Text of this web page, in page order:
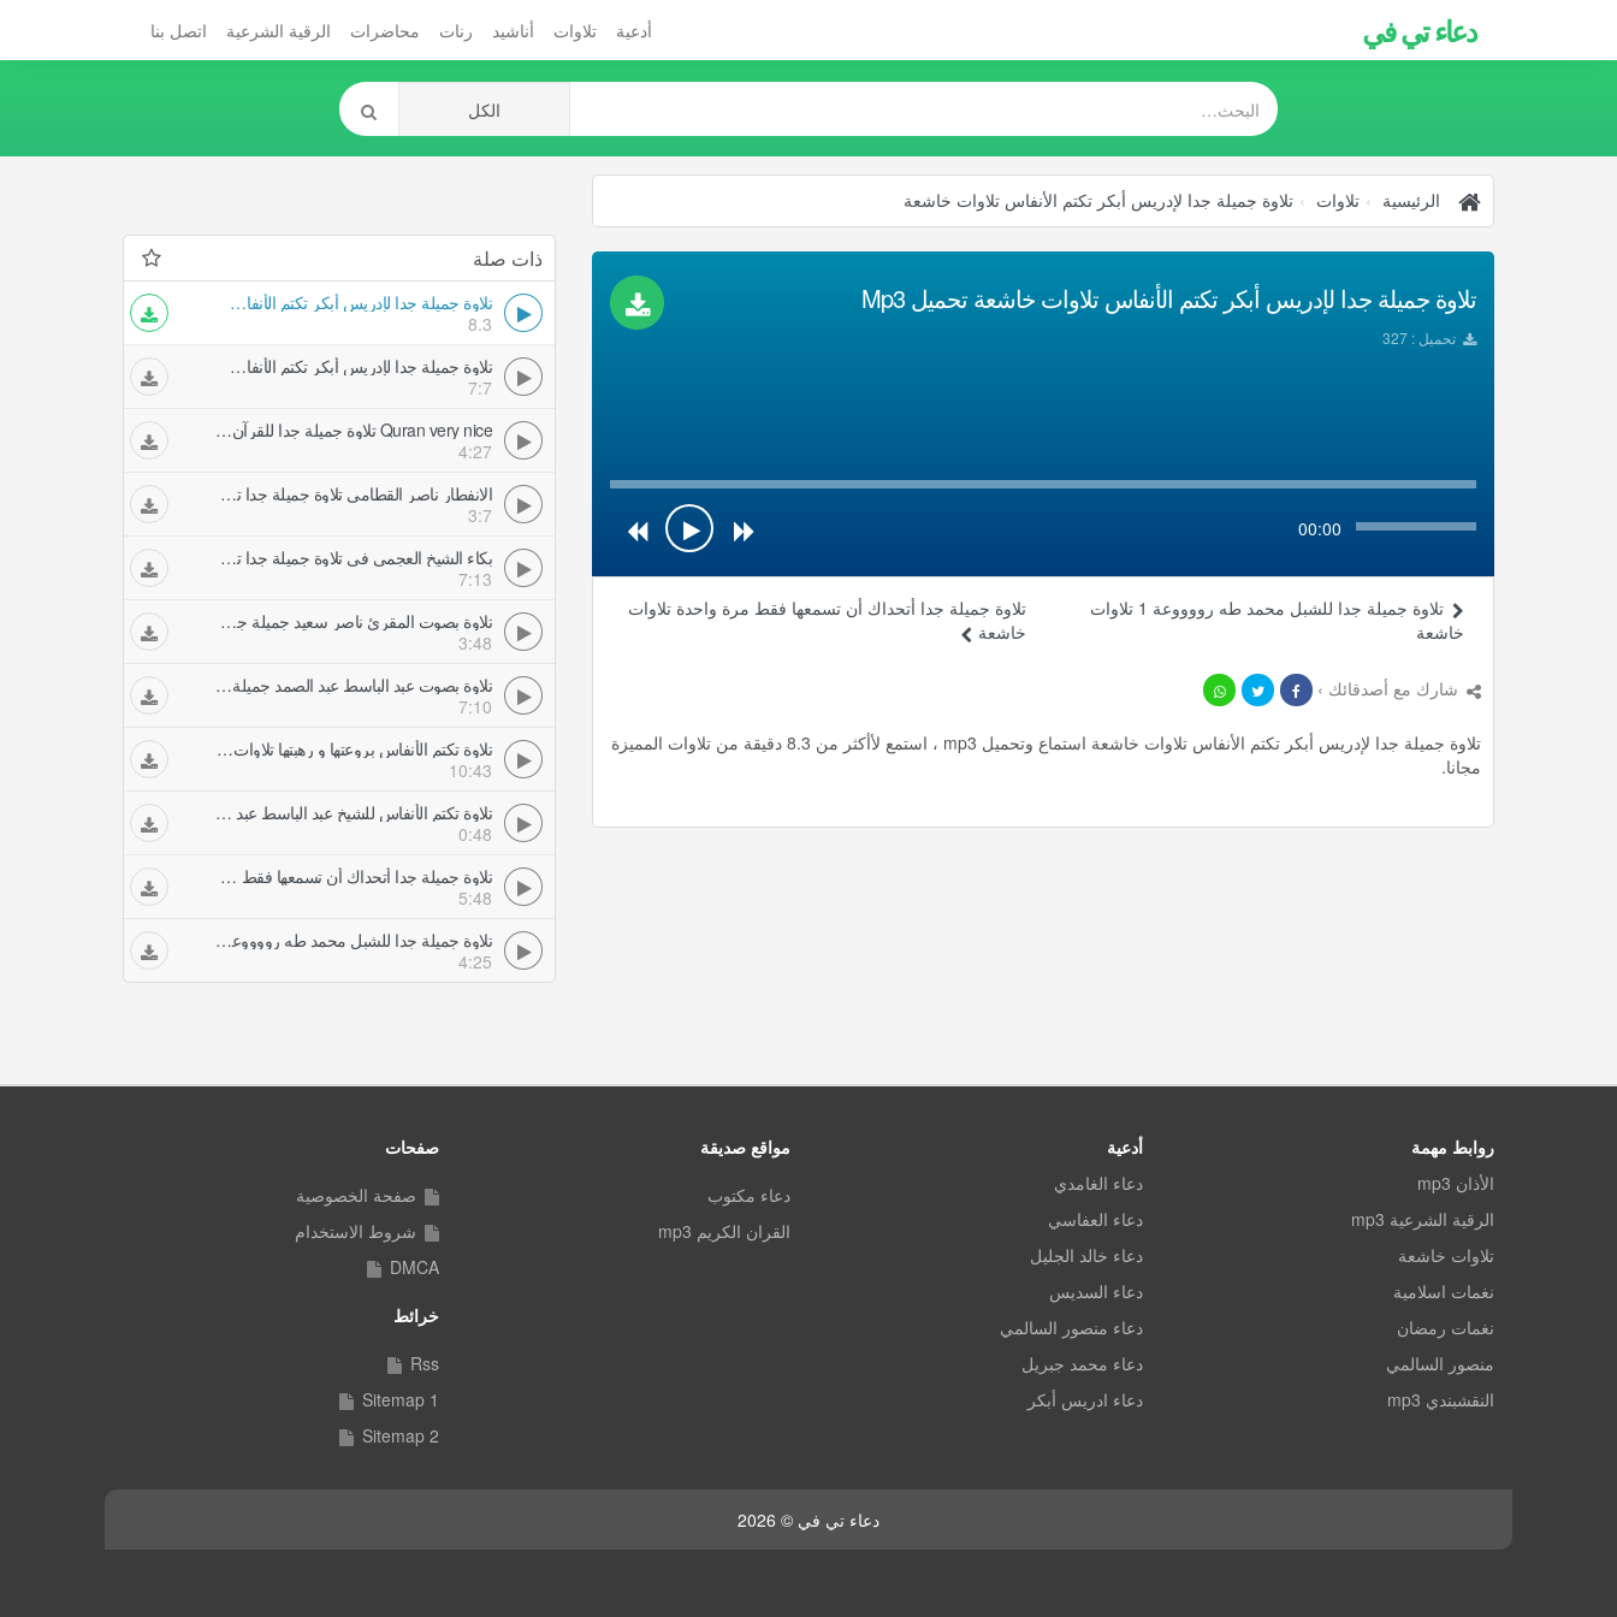
دعاء تي في أدعية تلاوات أناشيد رنات محاضرات الرقية الشرعية اتصل بنا
الرئيسية تلاوات تلاوة جميلة جدا لإدريس أبكر تكتم الأنفاس تلاوات خاشعة
تلاوة جميلة جدا لإدريس أبكر تكتم الأنفاس تلاوات خاشعة تحميل Mp3
تحميل : 327
00:00
تلاوة جميلة جدا أتحداك أن تسمعها فقط مرة واحدة تلاوات
خاشعة
تلاوة جميلة جدا للشبل محمد طه رووووعة 1 تلاوات
خاشعة
شارك مع أصدقائك ›
تلاوة جميلة جدا لإدريس أبكر تكتم الأنفاس تلاوات خاشعة استماع وتحميل mp3 ، استمع لأأكثر من 8.3 دقيقة من تلاوات المميزة
مجانا.
ذات صلة
تلاوة جميلة جدا لإدريس أبكر تكتم الأنفاس تلاوات خاشعة
8.3
تلاوة جميلة جدا لإدريس أبكر تكتم الأنفاس تلاوات خاشعة
7:7
Quran very nice تلاوة جميلة جدا للقرآن تلاوات خاشعة
4:27
الانفطار ناصر القطامي تلاوة جميلة جدا تلاوات خاشعة
3:7
بكاء الشيخ العجمي في تلاوة جميلة جدا تلاوات خاشعة
7:13
تلاوة بصوت المقرئ ناصر سعيد جميلة جدا تلاوات خاشعة
3:48
تلاوة بصوت عبد الباسط عبد الصمد جميلة جدا جدا تلاوات خاشعة
7:10
تلاوة تكتم الأنفاس بروعتها و رهبتها تلاوات خاشعة
10:43
تلاوة تكتم الأنفاس للشيخ عبد الباسط عبد الصمد تلاوات خاشعة
0:48
تلاوة جميلة جدا أتحداك أن تسمعها فقط مرة واحدة تلاوات خاشعة
5:48
تلاوة جميلة جدا للشبل محمد طه رووووعة تلاوات خاشعة
4:25
روابط مهمة
الأذان mp3
الرقية الشرعية mp3
تلاوات خاشعة
نغمات اسلامية
نغمات رمضان
منصور السالمي
النقشبندي mp3
أدعية
دعاء الغامدي
دعاء العفاسي
دعاء خالد الجليل
دعاء السديس
دعاء منصور السالمي
دعاء محمد جبريل
دعاء ادريس أبكر
مواقع صديقة
دعاء مكتوب
القران الكريم mp3
صفحات
صفحة الخصوصية
شروط الاستخدام
DMCA
خرائط
Rss
Sitemap 1
Sitemap 2
دعاء تي في © 2026